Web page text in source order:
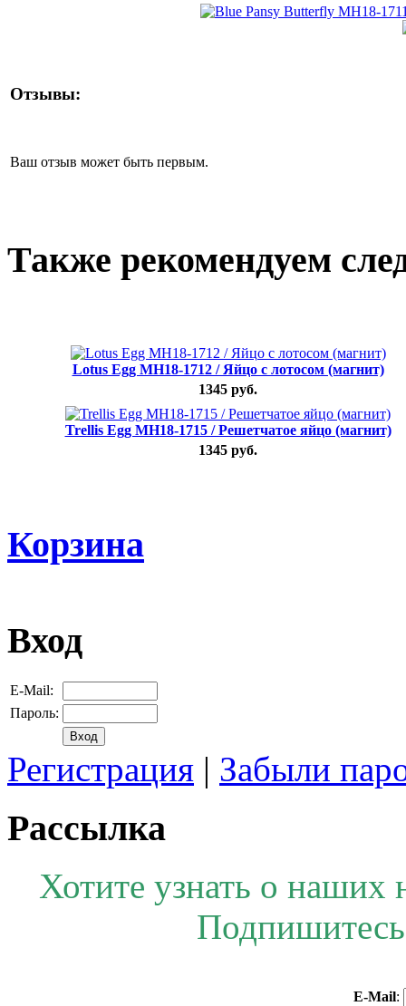
Отзывы:
Ваш отзыв может быть первым.
Также рекомендуем
Lotus Egg MH18-1712 / Яйцо с лотосом (магнит)
1345 руб.
Trellis Egg MH18-1715 / Решетчатое яйцо (магнит)
1345 руб.
Корзина
Вход
E-Mail:
Пароль:
Регистрация | Забыли
Рассылка
Хотите узнать о наших
E-Mail: